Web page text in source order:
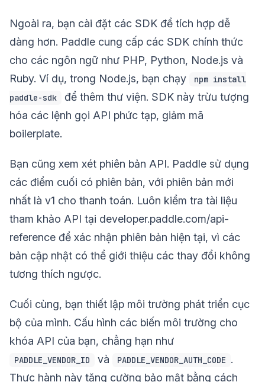
Ngoài ra, bạn cài đặt các SDK để tích hợp dễ
dàng hơn. Paddle cung cấp các SDK chính thức
cho các ngôn ngữ như PHP, Python, Node.js và
Ruby. Ví dụ, trong Node.js, bạn chạy
npm install
paddle-sdk
để thêm thư viện. SDK này trừu tượng
hóa các lệnh gọi API phức tạp, giảm mã
boilerplate.
Bạn cũng xem xét phiên bản API. Paddle sử dụng
các điểm cuối có phiên bản, với phiên bản mới
nhất là v1 cho thanh toán. Luôn kiểm tra tài liệu
tham khảo API tại developer.paddle.com/api-
reference để xác nhận phiên bản hiện tại, vì các
bản cập nhật có thể giới thiệu các thay đổi không
tương thích ngược.
Cuối cùng, bạn thiết lập môi trường phát triển cục
bộ của mình. Cấu hình các biến môi trường cho
khóa API của bạn, chẳng hạn như
PADDLE_VENDOR_ID và PADDLE_VENDOR_AUTH_CODE .
Thực hành này tăng cường bảo mật bằng cách